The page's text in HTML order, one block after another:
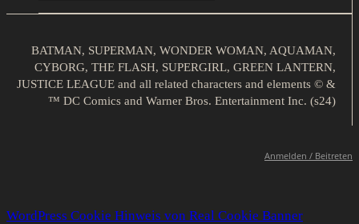
BATMAN, SUPERMAN, WONDER WOMAN, AQUAMAN,
CYBORG, THE FLASH, SUPERGIRL, GREEN LANTERN,
JUSTICE LEAGUE and all related characters and elements © &
™ DC Comics and Warner Bros. Entertainment Inc. (s24)
Anmelden / Beitreten
WordPress Cookie Hinweis von Real Cookie Banner